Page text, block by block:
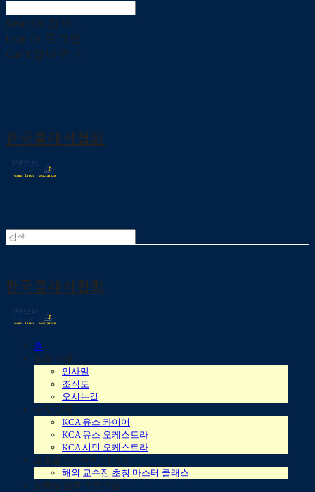
Search 검색
Log In 로그인
Cart 장바구니
한국클래식협회
한국클래식협회
홈
협회 소개
인사말
조직도
오시는길
소속 단체
KCA 유스 콰이어
KCA 유스 오케스트라
KCA 시민 오케스트라
글로벌 아카데미 시리즈
해외 교수진 초청 마스터 클래스
장학생 입학 프로그램